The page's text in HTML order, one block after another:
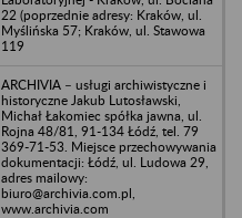
22 (poprzednie adresy: Kraków, ul.
Myślińska 57; Kraków, ul. Stawowa
119
ARCHIVIA – usługi archiwistyczne i
historyczne Jakub Lutosławski,
Michał Łakomiec spółka jawna, ul.
Rojna 48/81, 91-134 Łódź, tel. 79
369-71-53. Miejsce przechowywania
dokumentacji: Łódź, ul. Ludowa 29,
adres mailowy:
biuro@archivia.com.pl,
www.archivia.com